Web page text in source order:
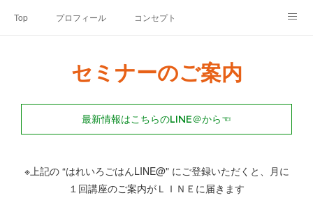
Top プロフィール コンセプト
オンライン個別食事相談 Point of view コラム
セミナーのご案内
最新情報はこちらのLINE＠から☜
※上記の “はれいろごはんLINE@" にご登録いただくと、月に
１回講座のご案内がＬＩＮＥに届きます